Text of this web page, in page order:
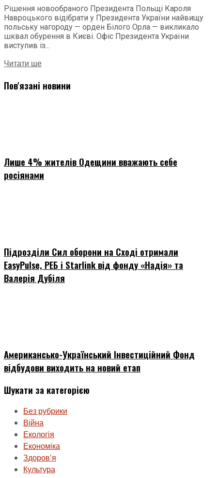
Рішення новообраного Президента Польщі Кароля
Навроцького відібрати у Президента України найвищу
польську нагороду — орден Білого Орла — викликало
шквал обурення в Києві. Офіс Президента України
виступив із...
Читати ще
Пов'язані новини
Лише 4% жителів Одещини вважають себе
росіянами
Підрозділи Сил оборони на Сході отримали
EasyPulse, РЕБ і Starlink від фонду «Надія» та
Валерія Дубіля
Американсько-Український Інвестиційний Фонд
відбудови виходить на новий етап
Шукати за категорією
Без рубрики
Війна
Екологія
Економіка
Здоровʼя
Культура